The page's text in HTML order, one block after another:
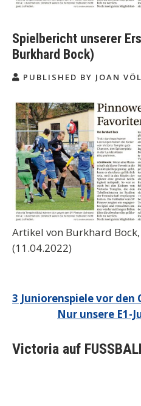
Spielbericht unserer
Burkhard Bock)
PUBLISHED BY JOAN
Artikel von Burkhard
(11.04.2022)
Beitragsnavigation
3 Juniorenspiele vor den
Nur unsere E1-
Victoria auf